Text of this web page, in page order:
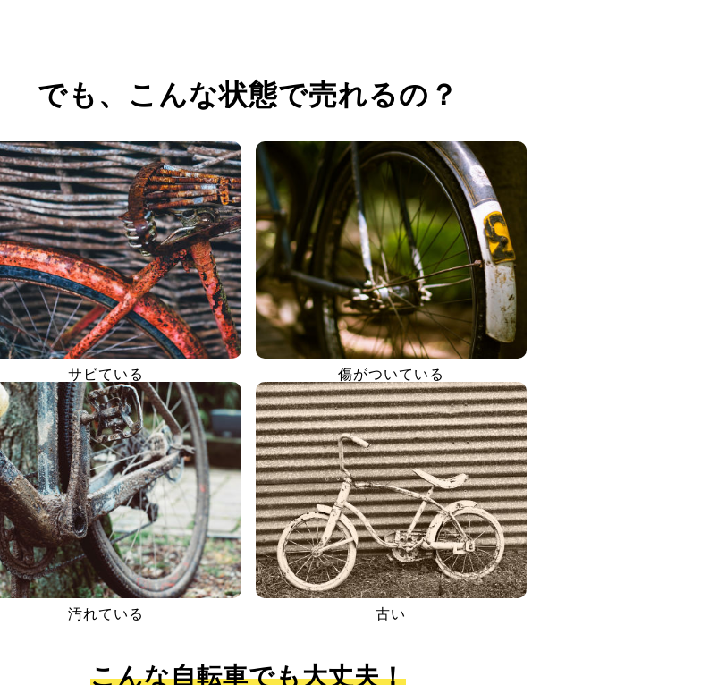
でも、 こんな状態で売れるの？
サビている 傷がついている
汚れている 古い
こんな自転車でも大丈夫！